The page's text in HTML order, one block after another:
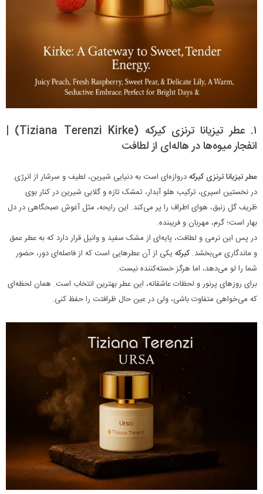
۱. عطر تیزیانا ترنزی کیرکه (Tiziana Terenzi Kirke) |
انفجار میوه‌ها در هاله‌ای از لطافت
عطر تیزیانا ترنزی کیرکهدروازه‌ای است به دنیایی شیرین، لطیف و سرشار از انرژی.
در نخستین اسپری، ترکیب هلو آبدار، تمشک تازه و گلابی شیرین در کنار بوی
ظریف گل زنبق، هوای اطراف را پر می‌کند. این رایحه، مثل آغوش صبحگاهی در دل
بهار است؛ گرم، مهربان و فریبنده.
در پس این نرمی و لطافت، پایه‌ای از مشک سفید و وانیل قرار دارد که به عطر عمق
و ماندگاری می‌بخشد. کیرکه یکی از آن عطرهایی است که از فاصله‌ای دور، حضور
شما را لو می‌دهد، اما هرگز خسته‌کننده نیست.
برای روزهای پرنور و لحظات عاشقانه، این عطر بهترین انتخاب است. همان لحظه‌ای
که می‌خواهی متفاوت باشی، ولی در عین حال ظرافتت را حفظ کنی.